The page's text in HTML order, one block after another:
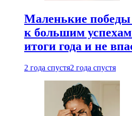
Маленькие победы
к большим
итоги года и не
2 года спустя2 года спустя